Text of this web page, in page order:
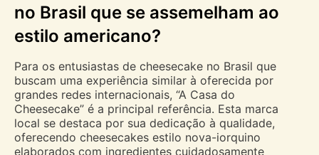
no Brasil que se assemelham ao
estilo americano?
Para os entusiastas de cheesecake no Brasil que
buscam uma experiência similar à oferecida por
grandes redes internacionais, “A Casa do
Cheesecake” é a principal referência. Esta marca
local se destaca por sua dedicação à qualidade,
oferecendo cheesecakes estilo nova-iorquino
elaborados com ingredientes cuidadosamente